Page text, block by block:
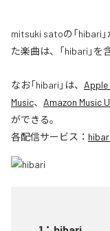
mitsuki satoの「hibari
た楽曲は、「hibari」を
なお「hibari 」は、 Apple
Music、 Amazon Music
ができる。
各配信サービス： hibari